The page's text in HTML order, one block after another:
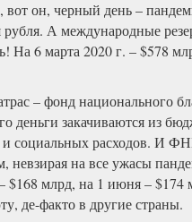
вот он, черный день –
рубля. А международные
На 6 марта 2020 г. – $578
– фонд национального
деньги закачиваются из
социальных расходов. И
невзирая на все ужасы
$168 млрд, на 1 июня –
де-факто в другие страны.